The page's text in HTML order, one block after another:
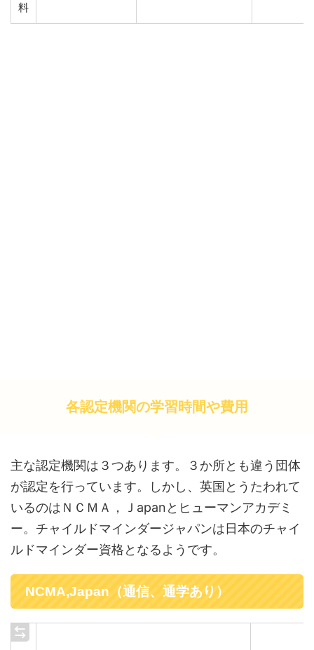
料
各認定機関の学習時間や費用
主な認定機関は３つあります。３か所とも違う団体
が認定を行っています。しかし、英国とうたわれて
いるのはＮＣＭＡ，Ｊapanとヒューマンアカデミ
ー。チャイルドマインダージャパンは日本のチャイ
ルドマインダー資格となるようです。
NCMA,Japan（通信、通学あり）